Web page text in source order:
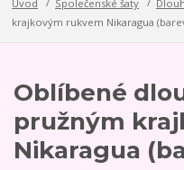
Úvod Společenské šaty
krajkovým rukvem Nikaragua
Oblíbené
pružným
Nikaragua